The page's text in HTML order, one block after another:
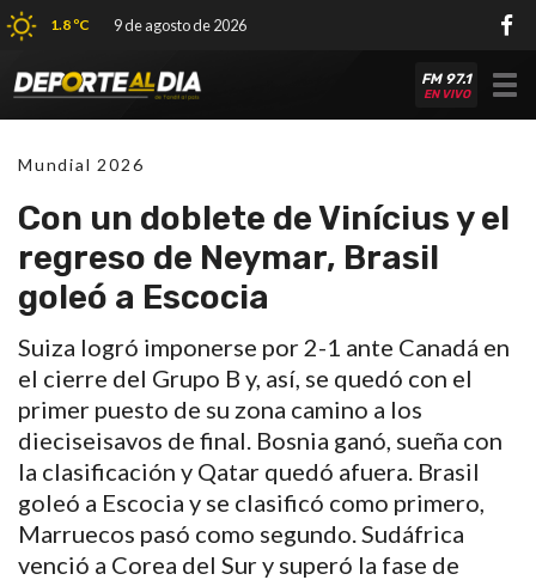
1.8 ºC 9 de agosto de 2026
FM 97.1
EN VIVO
Mundial 2026
Con un doblete de Vinícius y el
regreso de Neymar, Brasil
goleó a Escocia
Suiza logró imponerse por 2-1 ante Canadá en
el cierre del Grupo B y, así, se quedó con el
primer puesto de su zona camino a los
dieciseisavos de final. Bosnia ganó, sueña con
la clasificación y Qatar quedó afuera. Brasil
goleó a Escocia y se clasificó como primero,
Marruecos pasó como segundo. Sudáfrica
venció a Corea del Sur y superó la fase de